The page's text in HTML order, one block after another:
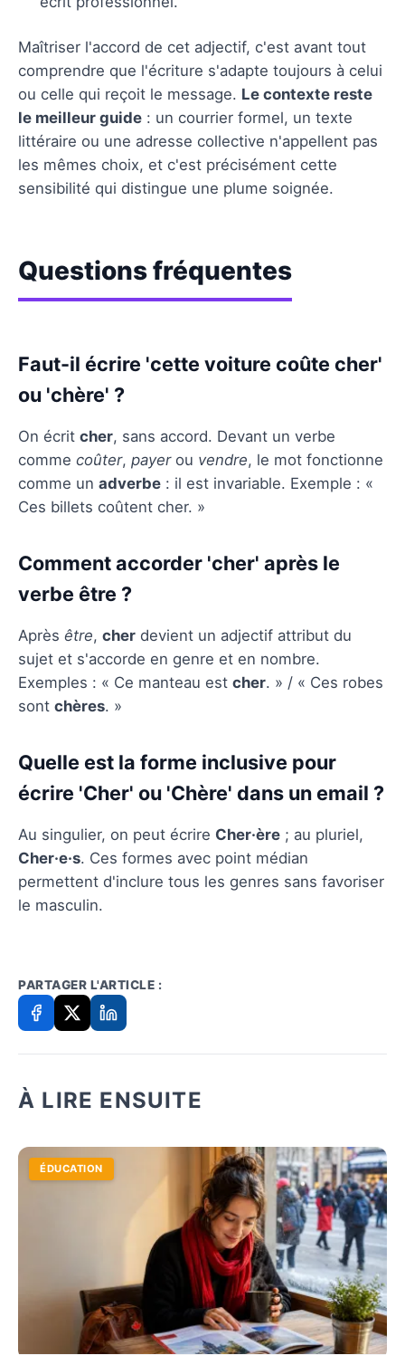
Maîtriser l'accord de cet adjectif, c'est avant tout
comprendre que l'écriture s'adapte toujours à celui
ou celle qui reçoit le message. Le contexte reste
le meilleur guide : un courrier formel, un texte
littéraire ou une adresse collective n'appellent pas
les mêmes choix, et c'est précisément cette
sensibilité qui distingue une plume soignée.
Questions fréquentes
Faut-il écrire 'cette voiture coûte cher'
ou 'chère' ?
On écrit cher, sans accord. Devant un verbe
comme coûter, payerou vendre, le mot fonctionne
comme un adverbe : il est invariable. Exemple : «
Ces billets coûtent cher. »
Comment accorder 'cher' après le
verbe être ?
Après être, cher devient un adjectif attribut du
sujet et s'accorde en genre et en nombre.
Exemples : « Ce manteau est cher. » / « Ces robes
sont chères. »
Quelle est la forme inclusive pour
écrire 'Cher' ou 'Chère' dans un email ?
Au singulier, on peut écrire Cher·ère ; au pluriel,
Cher·e·s. Ces formes avec point médian
permettent d'inclure tous les genres sans favoriser
le masculin.
PARTAGER L'ARTICLE :
À LIRE ENSUITE
ÉDUCATION